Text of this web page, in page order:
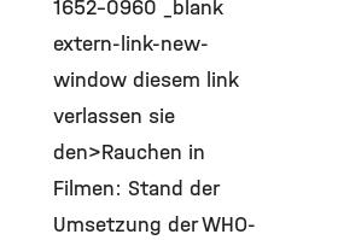
1652-0960 _blank
extern-link-new-
window diesem link
verlassen sie
den>Rauchen in
Filmen: Stand der
Umsetzung der WHO-